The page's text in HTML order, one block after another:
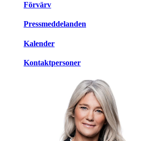
Förvärv
Pressmeddelanden
Kalender
Kontaktpersoner